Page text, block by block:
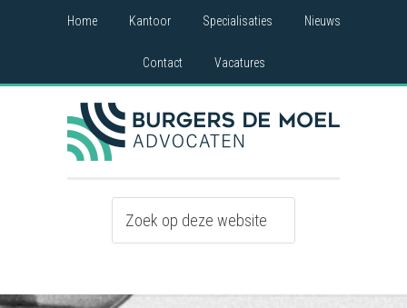
Home Kantoor Specialisaties Nieuws
Contact Vacatures